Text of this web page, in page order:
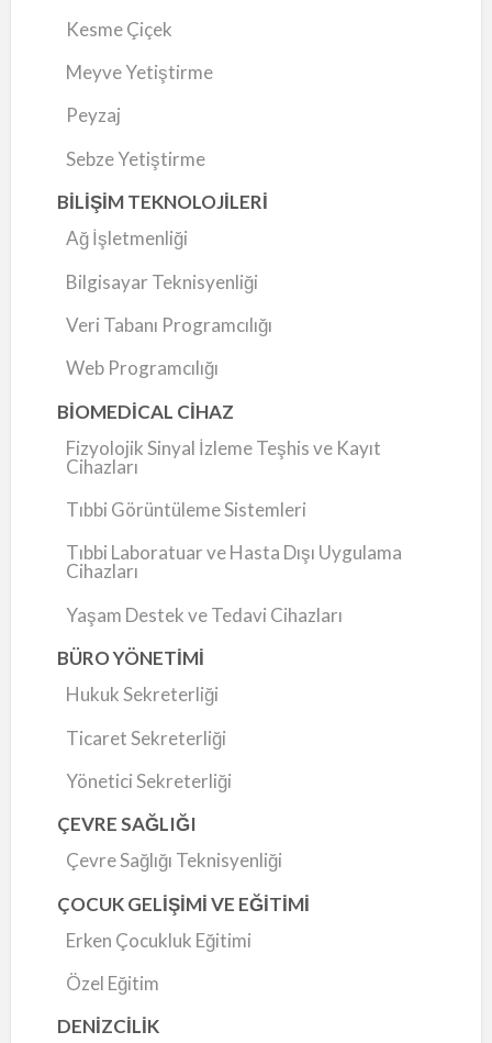
Kesme Çiçek
Meyve Yetiştirme
Peyzaj
Sebze Yetiştirme
BİLİŞİM TEKNOLOJİLERİ
Ağ İşletmenliği
Bilgisayar Teknisyenliği
Veri Tabanı Programcılığı
Web Programcılığı
BİOMEDİCAL CİHAZ
Fizyolojik Sinyal İzleme Teşhis ve Kayıt
Cihazları
Tıbbi Görüntüleme Sistemleri
Tıbbi Laboratuar ve Hasta Dışı Uygulama
Cihazları
Yaşam Destek ve Tedavi Cihazları
BÜRO YÖNETİMİ
Hukuk Sekreterliği
Ticaret Sekreterliği
Yönetici Sekreterliği
ÇEVRE SAĞLIĞI
Çevre Sağlığı Teknisyenliği
ÇOCUK GELİŞİMİ VE EĞİTİMİ
Erken Çocukluk Eğitimi
Özel Eğitim
DENİZCİLİK